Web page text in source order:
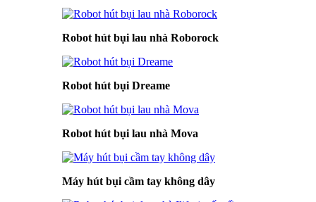
Robot hút bụi lau nhà Roborock
Robot hút bụi Dreame
Robot hút bụi lau nhà Mova
Máy hút bụi cầm tay không dây